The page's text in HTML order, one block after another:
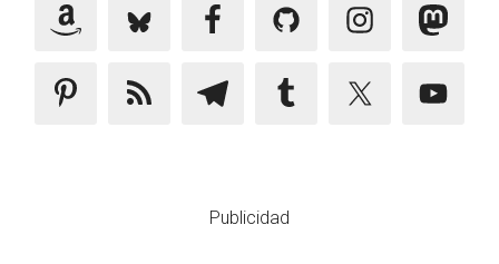
Publicidad